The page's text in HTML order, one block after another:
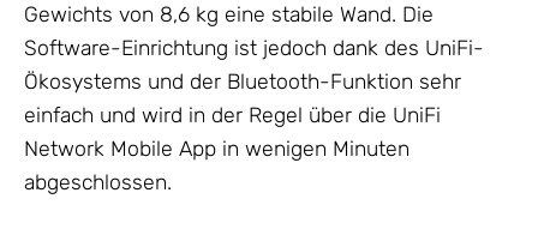
Gewichts von 8,6 kg eine stabile Wand. Die
Software-Einrichtung ist jedoch dank des UniFi-
Ökosystems und der Bluetooth-Funktion sehr
einfach und wird in der Regel über die UniFi
Network Mobile App in wenigen Minuten
abgeschlossen.